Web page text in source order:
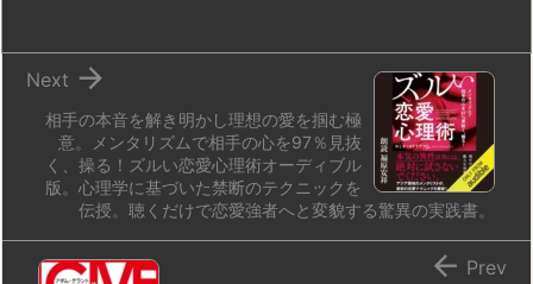
相手の本音を解き明かし理想の愛を掴む極
意。メンタリズムで相手の心を97％見抜
く、操る！ズルい恋愛心理術オーディブル
版。心理学に基づいた禁断のテクニックを
伝授。聴くだけで恋愛強者へと変貌する驚異の実践書。

Next
 Prev